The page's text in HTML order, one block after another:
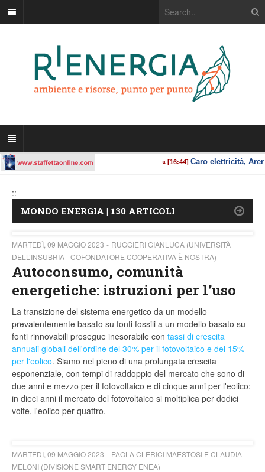
::
MONDO ENERGIA | 130 ARTICOLI
MARTEDÌ, 09 MAGGIO 2023
RUGGIERI GIANLUCA (UNIVERSITÀ
DELL’INSUBRIA - COFONDATORE COOPERATIVA È NOSTRA)
Autoconsumo, comunità
energetiche: istruzioni per l’uso
La transizione del sistema energetico da un modello
prevalentemente basato su fonti fossili a un modello basato su
fonti rinnovabili prosegue inesorabile con tassi di crescita
annuali globali dell'ordine del 30% per il fotovoltaico e del 15%
per l'eolico. Siamo nel pieno di una prolungata crescita
esponenziale, con tempi di raddoppio del mercato che sono di
due anni e mezzo per il fotovoltaico e di cinque anni per l'eolico:
in dieci anni il mercato del fotovoltaico si moltiplica per dodici
volte, l'eolico per quattro.
MARTEDÌ, 09 MAGGIO 2023
PAOLA CLERICI MAESTOSI E CLAUDIA
MELONI (DIVISIONE SMART ENERGY ENEA)